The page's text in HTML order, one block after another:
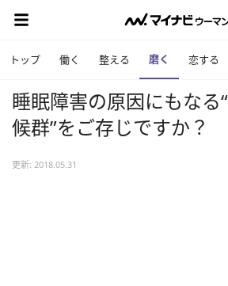
トップ 働く 整える 磨く 恋する
睡眠障害の原因にもなる
候群”をご存じですか？
更新: 2018.05.31